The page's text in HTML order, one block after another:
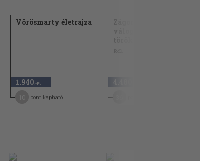
Vörösmarty életrajza
1.940 ,-Ft
pont kapható
Zágoni Mikes Kelemen
válogatott
törökországi...